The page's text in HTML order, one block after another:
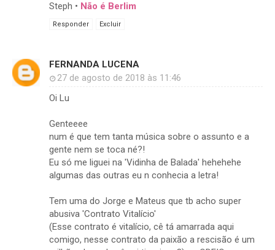
Steph • Não é Berlim
Responder Excluir
FERNANDA LUCENA
27 de agosto de 2018 às 11:46
Oi Lu
Genteeee
num é que tem tanta música sobre o assunto e a
gente nem se toca né?!
Eu só me liguei na 'Vidinha de Balada' hehehehe
algumas das outras eu n conhecia a letra!
Tem uma do Jorge e Mateus que tb acho super
abusiva 'Contrato Vitalício'
(Esse contrato é vitalício, cê tá amarrada aqui
comigo, nesse contrato da paixão a rescisão é um